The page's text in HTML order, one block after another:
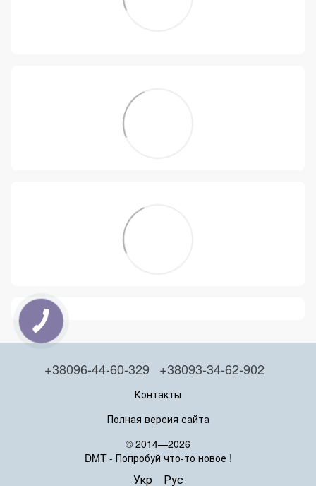
+38096-44-60-329 +38093-34-62-902
Контакты
Полная версия сайта
© 2014—2026
DMT - Попробуй что-то новое !
Укр Рус